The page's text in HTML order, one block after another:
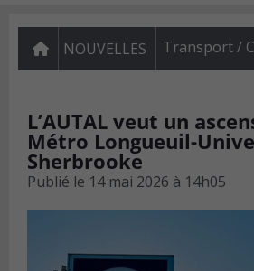
NOUVELLES Transport /
L’AUTAL veut un
Métro Longueuil-
Sherbrooke
Publié le 14 mai 2026 à 14h05